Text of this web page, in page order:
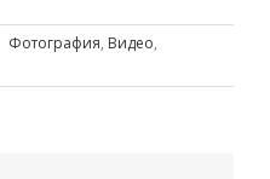
Фотография, Видео,